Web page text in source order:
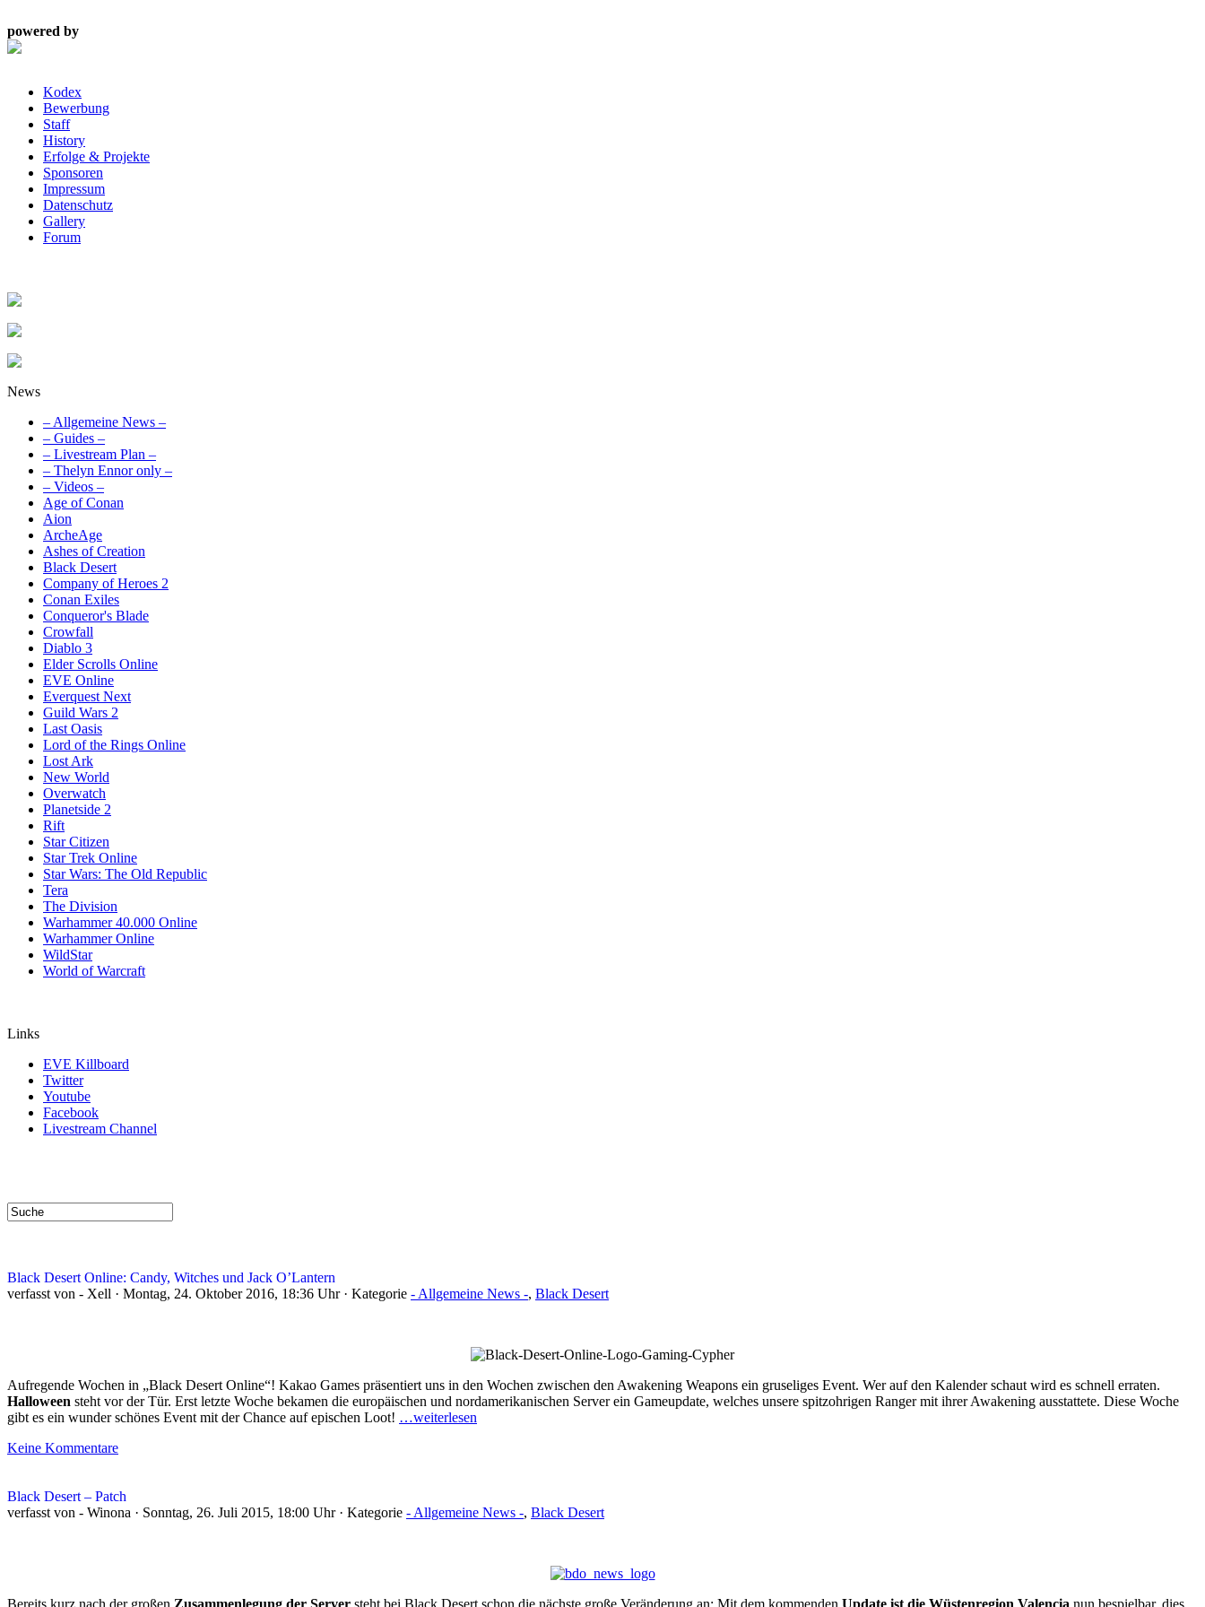
powered by
Kodex
Bewerbung
Staff
History
Erfolge & Projekte
Sponsoren
Impressum
Datenschutz
Gallery
Forum
News
– Allgemeine News –
– Guides –
– Livestream Plan –
– Thelyn Ennor only –
– Videos –
Age of Conan
Aion
ArcheAge
Ashes of Creation
Black Desert
Company of Heroes 2
Conan Exiles
Conqueror's Blade
Crowfall
Diablo 3
Elder Scrolls Online
EVE Online
Everquest Next
Guild Wars 2
Last Oasis
Lord of the Rings Online
Lost Ark
New World
Overwatch
Planetside 2
Rift
Star Citizen
Star Trek Online
Star Wars: The Old Republic
Tera
The Division
Warhammer 40.000 Online
Warhammer Online
WildStar
World of Warcraft
Links
EVE Killboard
Twitter
Youtube
Facebook
Livestream Channel
Black Desert Online: Candy, Witches und Jack O’Lantern
verfasst von - Xell · Montag, 24. Oktober 2016, 18:36 Uhr · Kategorie - Allgemeine News -, Black Desert
Aufregende Wochen in „Black Desert Online“! Kakao Games präsentiert uns in den Wochen zwischen den Awakening Weapons ein gruseliges Event. Wer auf den Kalender schaut wird es schnell erraten.
Halloween steht vor der Tür. Erst letzte Woche bekamen die europäischen und nordamerikanischen Server ein Gameupdate, welches unsere spitzohrigen Ranger mit ihrer Awakening ausstattete. Diese Woche
gibt es ein wunder schönes Event mit der Chance auf epischen Loot! …weiterlesen
Keine Kommentare
Black Desert – Patch
verfasst von - Winona · Sonntag, 26. Juli 2015, 18:00 Uhr · Kategorie - Allgemeine News -, Black Desert
Bereits kurz nach der großen Zusammenlegung der Server steht bei Black Desert schon die nächste große Veränderung an: Mit dem kommenden Update ist die Wüstenregion Valencia nun bespielbar, dies